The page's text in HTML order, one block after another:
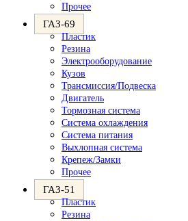
Прочее
ГАЗ-69
Пластик
Резина
Электрооборудование
Кузов
Трансмиссия/Подвеска
Двигатель
Тормозная система
Система охлаждения
Система питания
Выхлопная система
Крепеж/Замки
Прочее
ГАЗ-51
Пластик
Резина